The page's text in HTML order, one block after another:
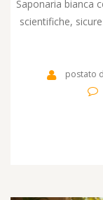
Saponaria bianca
scientifiche,
postato